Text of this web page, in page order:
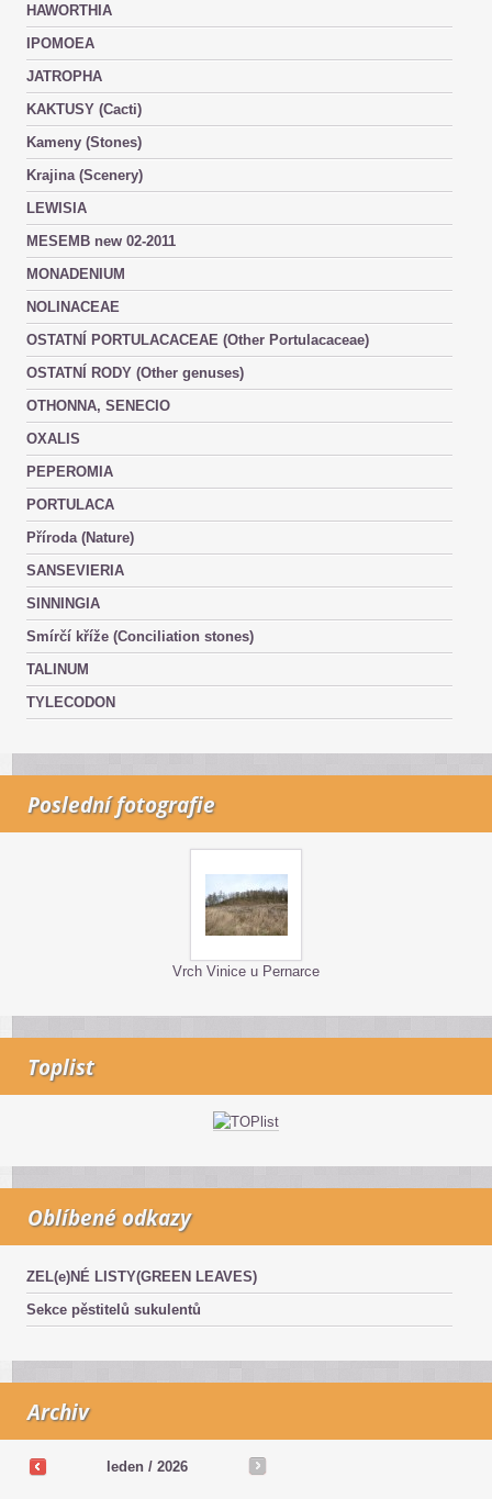
HAWORTHIA
IPOMOEA
JATROPHA
KAKTUSY (Cacti)
Kameny (Stones)
Krajina (Scenery)
LEWISIA
MESEMB new 02-2011
MONADENIUM
NOLINACEAE
OSTATNÍ PORTULACACEAE (Other Portulacaceae)
OSTATNÍ RODY (Other genuses)
OTHONNA, SENECIO
OXALIS
PEPEROMIA
PORTULACA
Příroda (Nature)
SANSEVIERIA
SINNINGIA
Smírčí kříže (Conciliation stones)
TALINUM
TYLECODON
Poslední fotografie
Vrch Vinice u Pernarce
Toplist
Oblíbené odkazy
ZEL(e)NÉ LISTY(GREEN LEAVES)
Sekce pěstitelů sukulentů
Archiv
leden / 2026